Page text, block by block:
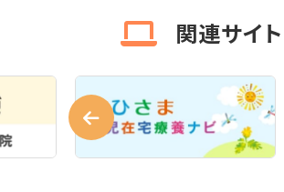
関連サイト